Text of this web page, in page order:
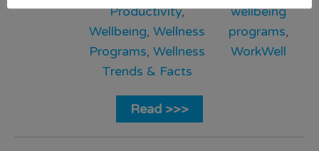
Productivity,
Wellbeing, Wellness
Programs, Wellness
Trends & Facts
wellbeing
programs,
WorkWell
Read >>>